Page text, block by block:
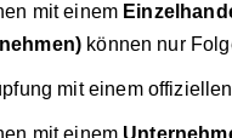
mit einem
können nur
mit einem
mit einem